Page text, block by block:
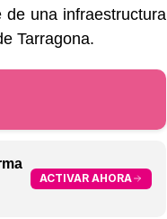
una infraestructura
Tarragona.
ACTIVAR AHORA